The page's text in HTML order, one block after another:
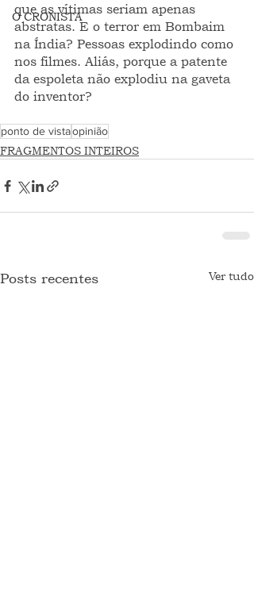
O CRONISTA
que as vítimas seriam apenas
abstratas. E o terror em Bombaim
na Índia? Pessoas explodindo como
nos filmes. Aliás, porque a patente
da espoleta não explodiu na gaveta
do inventor?
ponto de vistaopinião
FRAGMENTOS INTEIROS
Posts recentes Ver tudo